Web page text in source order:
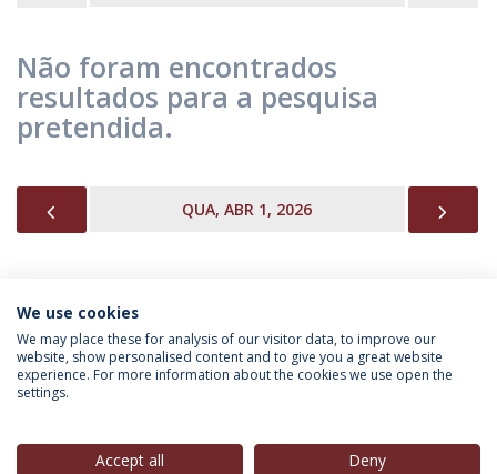
Não foram encontrados
resultados para a pesquisa
pretendida.
QUA, ABR 1, 2026
INFORMAÇÃO PARA
We use cookies
We may place these for analysis of our visitor data, to improve our
website, show personalised content and to give you a great website
experience. For more information about the cookies we use open the
settings.
Accept all Deny